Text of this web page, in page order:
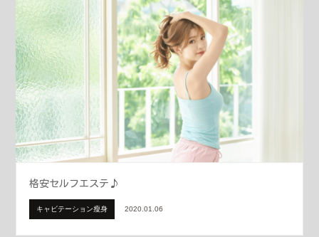
格安セルフエステ♪
キャビテーション瘦身 2020.01.06